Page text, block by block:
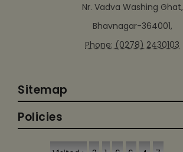
Nr. Vadva Washing Ghat,
Bhavnagar-364001,
Phone: (0278) 2430103
Sitemap
Policies